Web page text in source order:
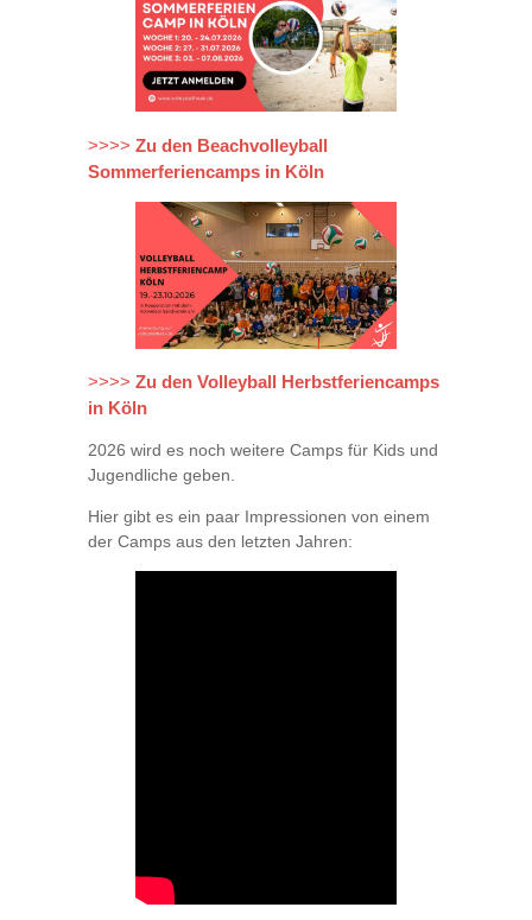
>>>> Zu den Beachvolleyball
Sommerferiencamps in Köln
>>>> Zu den Volleyball Herbstferiencamps
in Köln
2026 wird es noch weitere Camps für Kids und
Jugendliche geben.
Hier gibt es ein paar Impressionen von einem
der Camps aus den letzten Jahren: